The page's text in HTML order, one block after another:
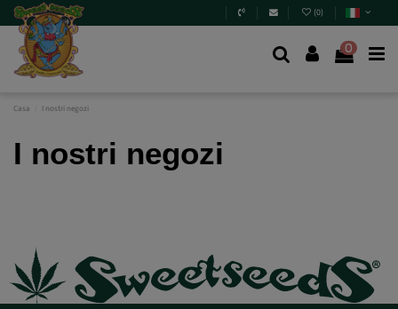
(0)
0
Casa I nostri negozi
I nostri negozi